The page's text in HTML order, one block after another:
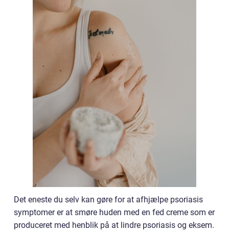
Det eneste du selv kan gøre for at afhjælpe psoriasis
symptomer er at smøre huden med en fed creme som er
produceret med henblik på at lindre psoriasis og eksem.